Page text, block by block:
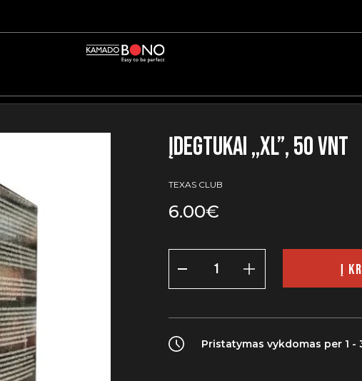
Įdegtukai ,,XL”, 50 vnt
TEXAS CLUB
6.00€
produkto
kiekis:
Įdegtukai
,,XL'',
Į
Pristatymas vykdomas per 1